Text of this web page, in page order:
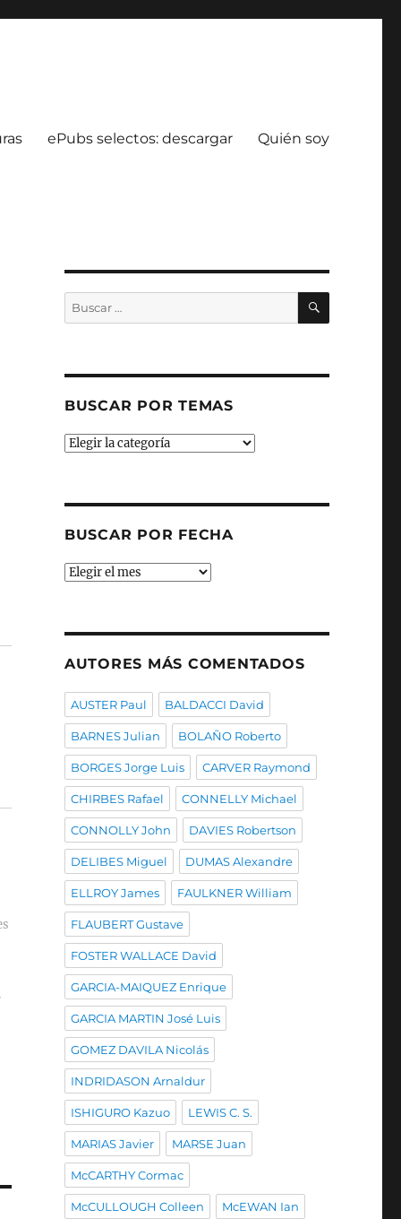
ePubs selectos: descargar Quién soy
Buscar
por:
BUSCAR
BUSCAR POR TEMAS
Buscar
BUSCAR POR FECHA
Buscar
AUTORES MÁS COMENTADOS
AUSTER Paul BALDACCI David
BARNES Julian BOLAÑO Roberto
BORGES Jorge Luis CARVER Raymond
CHIRBES Rafael CONNELLY Michael
CONNOLLY John DAVIES Robertson
DELIBES Miguel DUMAS Alexandre
ELLROY James FAULKNER William
FLAUBERT Gustave
FOSTER WALLACE David
GARCIA-MAIQUEZ Enrique
GARCIA MARTIN José Luis
GOMEZ DAVILA Nicolás
INDRIDASON Arnaldur
ISHIGURO Kazuo LEWIS C. S.
MARIAS Javier MARSE Juan
McCARTHY Cormac
McCULLOUGH Colleen McEWAN Ian